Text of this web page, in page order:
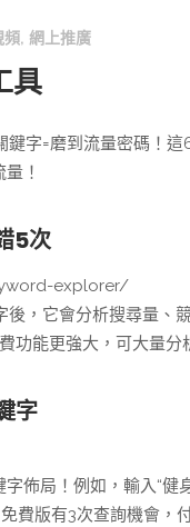
頻, 網上推廣
具
字=磨到流量密碼！
！
5次
explorer/
，它會分析搜尋量、
功能更強大，可大量分
字
佈局！例如，輸入“健
費版有3次查詢機會